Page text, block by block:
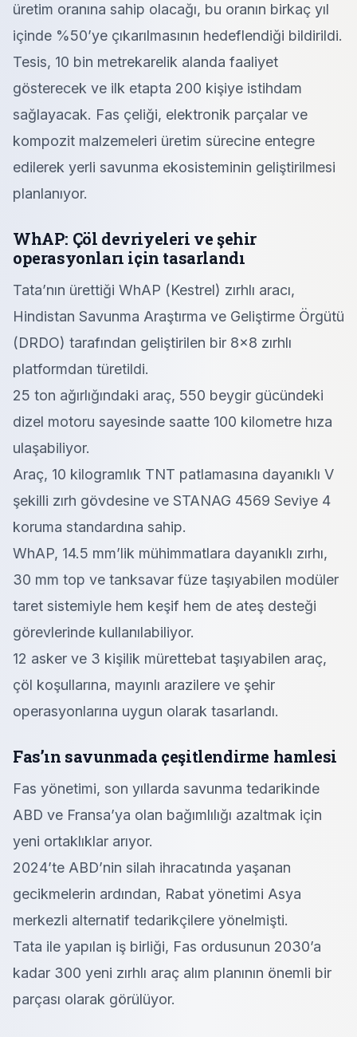
üretim oranına sahip olacağı, bu oranın birkaç yıl
içinde %50’ye çıkarılmasının hedeflendiği bildirildi.
Tesis, 10 bin metrekarelik alanda faaliyet
gösterecek ve ilk etapta 200 kişiye istihdam
sağlayacak. Fas çeliği, elektronik parçalar ve
kompozit malzemeleri üretim sürecine entegre
edilerek yerli savunma ekosisteminin geliştirilmesi
planlanıyor.
WhAP: Çöl devriyeleri ve şehir
operasyonları için tasarlandı
Tata’nın ürettiği WhAP (Kestrel) zırhlı aracı,
Hindistan Savunma Araştırma ve Geliştirme Örgütü
(DRDO) tarafından geliştirilen bir 8×8 zırhlı
platformdan türetildi.
25 ton ağırlığındaki araç, 550 beygir gücündeki
dizel motoru sayesinde saatte 100 kilometre hıza
ulaşabiliyor.
Araç, 10 kilogramlık TNT patlamasına dayanıklı V
şekilli zırh gövdesine ve STANAG 4569 Seviye 4
koruma standardına sahip.
WhAP, 14.5 mm’lik mühimmatlara dayanıklı zırhı,
30 mm top ve tanksavar füze taşıyabilen modüler
taret sistemiyle hem keşif hem de ateş desteği
görevlerinde kullanılabiliyor.
12 asker ve 3 kişilik mürettebat taşıyabilen araç,
çöl koşullarına, mayınlı arazilere ve şehir
operasyonlarına uygun olarak tasarlandı.
Fas’ın savunmada çeşitlendirme hamlesi
Fas yönetimi, son yıllarda savunma tedarikinde
ABD ve Fransa’ya olan bağımlılığı azaltmak için
yeni ortaklıklar arıyor.
2024’te ABD’nin silah ihracatında yaşanan
gecikmelerin ardından, Rabat yönetimi Asya
merkezli alternatif tedarikçilere yönelmişti.
Tata ile yapılan iş birliği, Fas ordusunun 2030’a
kadar 300 yeni zırhlı araç alım planının önemli bir
parçası olarak görülüyor.